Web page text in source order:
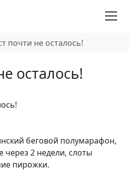
почти не осталось!
осталось!
беговой полумарафон,
через 2 недели, слоты
пирожки.